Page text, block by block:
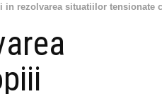
in rezolvarea situatiilor tensionate